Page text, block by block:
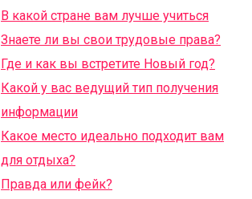
В какой стране вам лучше учиться
Знаете ли вы свои трудовые права?
Где и как вы встретите Новый год?
Какой у вас ведущий тип получения
информации
Какое место идеально подходит вам
для отдыха?
Правда или фейк?